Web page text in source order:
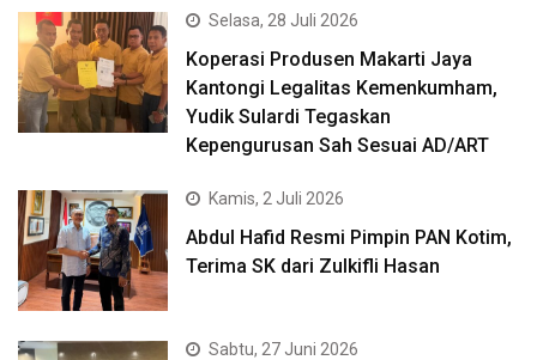
Selasa, 28 Juli 2026
Koperasi Produsen Makarti Jaya
Kantongi Legalitas Kemenkumham,
Yudik Sulardi Tegaskan
Kepengurusan Sah Sesuai AD/ART
Kamis, 2 Juli 2026
Abdul Hafid Resmi Pimpin PAN Kotim,
Terima SK dari Zulkifli Hasan
Sabtu, 27 Juni 2026